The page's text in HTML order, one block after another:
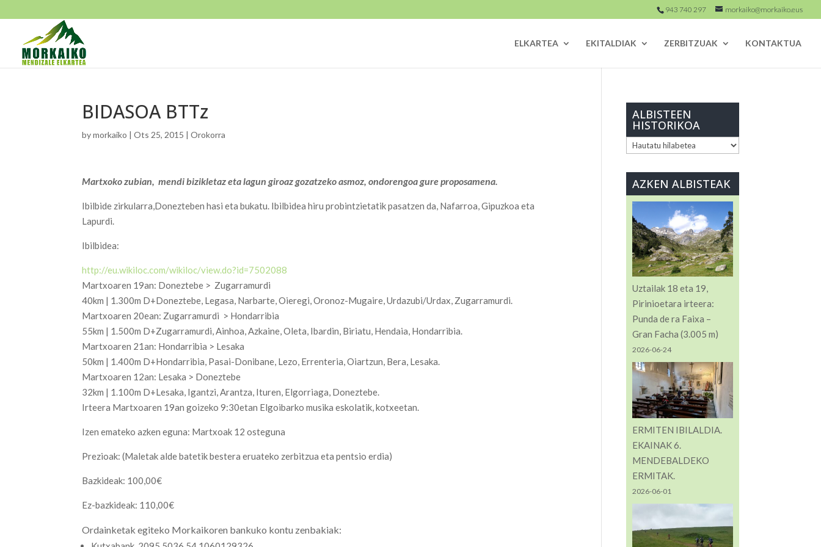
943 740 297 morkaiko@morkaiko.eus
ELKARTEA EKITALDIAK ZERBITZUAK KONTAKTUA
BIDASOA BTTz
bymorkaiko |Ots 25, 2015 |Orokorra
Martxoko zubian, mendi bizikletaz eta lagun giroaz gozatzeko asmoz, ondorengoa gure proposamena.
Ibilbide zirkularra,Donezteben hasi eta bukatu. Ibilbidea hiru probintzietatik pasatzen da, Nafarroa, Gipuzkoa eta
Lapurdi.
Ibilbidea:
http://eu.wikiloc.com/wikiloc/view.do?id=7502088
Martxoaren 19an: Doneztebe > Zugarramurdi
40km | 1.300m D+Doneztebe, Legasa, Narbarte,Oieregi,Oronoz-Mugaire,Urdazubi/Urdax, Zugarramurdi.
Martxoaren 20ean: Zugarramurdi > Hondarribia
55km | 1.500m D+Zugarramurdi, Ainhoa,Azkaine,Oleta, Ibardin, Biriatu, Hendaia, Hondarribia.
Martxoaren 21an: Hondarribia > Lesaka
50km | 1.400m D+Hondarribia, Pasai-Donibane, Lezo, Errenteria,Oiartzun, Bera, Lesaka.
Martxoaren 12an: Lesaka > Doneztebe
32km | 1.100m D+Lesaka, Igantzi,Arantza, Ituren, Elgorriaga, Doneztebe.
Irteera Martxoaren 19an goizeko 9:30etan Elgoibarko musika eskolatik,kotxeetan.
Izen emateko azken eguna: Martxoak 12 osteguna
Prezioak: (Maletakaldebatetikbestera eruateko zerbitzua etapentsio erdia)
Bazkideak: 100,00€
Ez-bazkideak: 110,00€
Ordainketak egiteko Morkaikoren bankuko kontu zenbakiak:
ALBISTEEN
HISTORIKOA
ALBISTEEN
AZKEN ALBISTEAK
Uztailak 18 eta 19,
Pirinioetara irteera:
Punda de ra Faixa –
Gran Facha (3.005 m)
2026-06-24
ERMITEN IBILALDIA.
EKAINAK 6.
MENDEBALDEKO
ERMITAK.
2026-06-01